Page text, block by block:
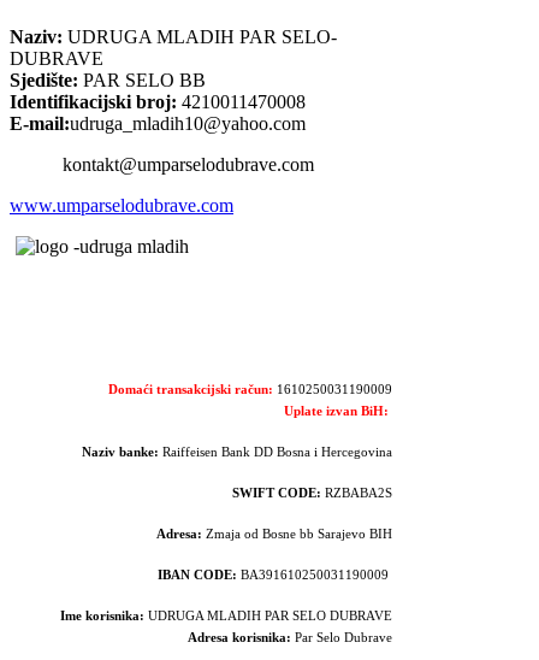
Naziv: UDRUGA MLADIH PAR SELO-
DUBRAVE
Sjedište: PAR SELO BB
Identifikacijski broj: 4210011470008
E-mail:udruga_mladih10@yahoo.com
kontakt@umparselodubrave.com
www.umparselodubrave.com
Domaći transakcijski račun: 1610250031190009
Uplate izvan BiH:
Naziv banke: Raiffeisen Bank DD Bosna i Hercegovina
SWIFT CODE: RZBABA2S
Adresa:Zmaja od Bosne bb Sarajevo BIH
IBAN CODE: BA391610250031190009
Ime korisnika: UDRUGA MLADIH PAR SELO DUBRAVE
Adresa korisnika: Par Selo Dubrave